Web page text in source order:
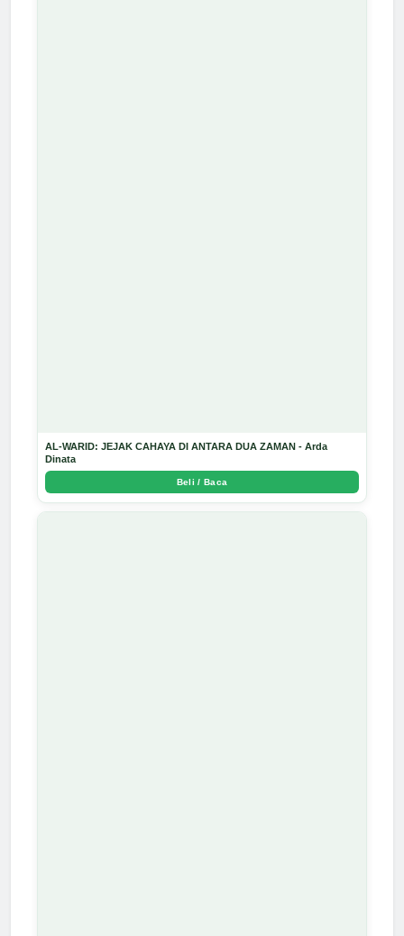
AL-WARID: JEJAK CAHAYA DI ANTARA DUA ZAMAN - Arda
Dinata
Beli / Baca